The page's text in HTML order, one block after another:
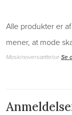
Alle produkter er
mener, at mode
Maskinoversættelse Se